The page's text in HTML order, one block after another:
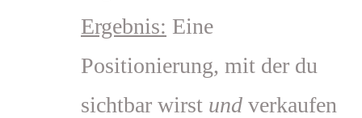
Ergebnis: Eine
Positionierung, mit der du
sichtbar wirst und verkaufen